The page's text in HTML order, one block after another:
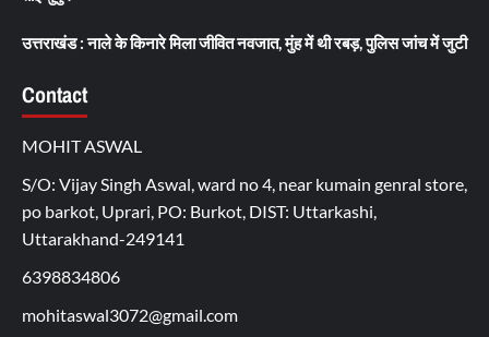
उत्तराखंड : नाले के किनारे मिला जीवित नवजात, मुंह में थी रबड़, पुलिस जांच में जुटी
Contact
MOHIT ASWAL
S/O: Vijay Singh Aswal, ward no 4, near kumain genral store,
po barkot, Uprari, PO: Burkot, DIST: Uttarkashi,
Uttarakhand-249141
6398834806
mohitaswal3072@gmail.com